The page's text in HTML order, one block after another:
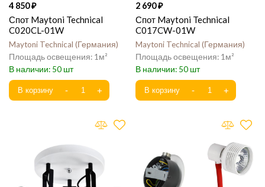
4 850
Спот Maytoni Technical
C020CL-01W
Maytoni Technical Германия
1
50
2 690
Спот Maytoni Technical
C017CW-01W
Maytoni Technical Германия
1
50